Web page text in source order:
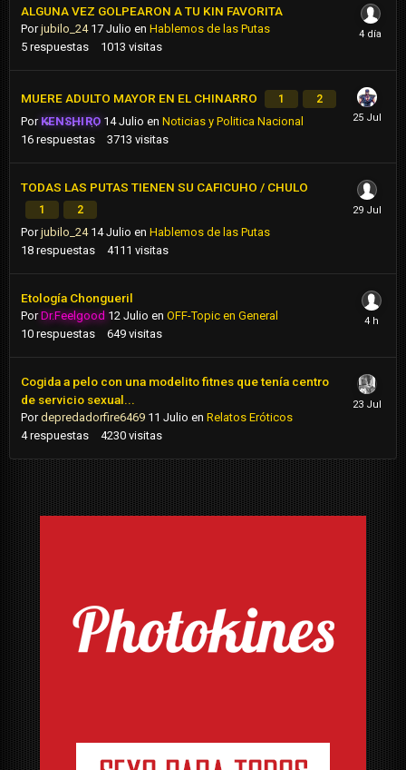
ALGUNA VEZ GOLPEARON A TU KIN FAVORITA
Porjubilo_24 17 Julio en Hablemos de las Putas
5 respuestas 1013 visitas
MUERE ADULTO MAYOR EN EL CHINARRO 1 2
Por KENSHIRO 14 Julio enNoticias y Politica Nacional
16 respuestas 3713 visitas
TODAS LAS PUTAS TIENEN SU CAFICUHO / CHULO
1 2
Porjubilo_24 14 Julio en Hablemos de las Putas
18 respuestas 4111 visitas
Etología Chongueril
PorDr.Feelgood 12 Julio en OFF-Topic en General
10 respuestas 649 visitas
Cogida a pelo con una modelito fitnes que tenía centro
de servicio sexual...
Pordepredadorfire6469 11 Julio en Relatos Eróticos
4 respuestas 4230 visitas